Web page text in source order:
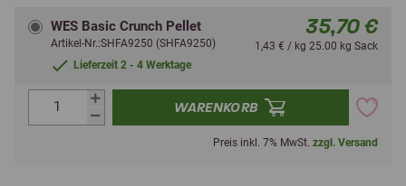
WES Basic Crunch Pellet
Artikel-Nr.:SHFA9250 (SHFA9250)
Lieferzeit 2 - 4 Werktage
35,70 €
1,43 € / kg 25.00 kg Sack
WARENKORB
Preis inkl. 7% MwSt. zzgl. Versand